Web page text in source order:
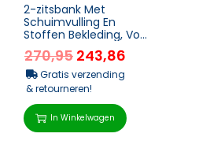
2-zitsbank Met
Schuimvulling En
Stoffen Bekleding, Voor
Woonkamer,
Slaapkamer, Metalen
Frame, Crème...
270,95 243,86
Gratis verzending
& retourneren!
In Winkelwagen